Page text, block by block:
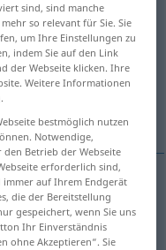
antippen)
heraus,
sind, sind manche
so relevant für Sie. Sie
um Ihre Einstellungen zu
indem Sie auf den Link
der Webseite klicken. Ihre
Weitere Informationen
bestmöglich nutzen
Notwendige,
Betrieb der Webseite
erforderlich sind,
auf Ihrem Endgerät
die der Bereitstellung
gespeichert, wenn Sie uns
Ihr Einverständnis
ohne Akzeptieren“. Sie